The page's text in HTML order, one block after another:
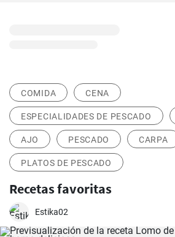
COMIDA CENA
ESPECIALIDADES DE PESCADO
AJO PESCADO CARPA
PLATOS DE PESCADO
Recetas favoritas
Estika02